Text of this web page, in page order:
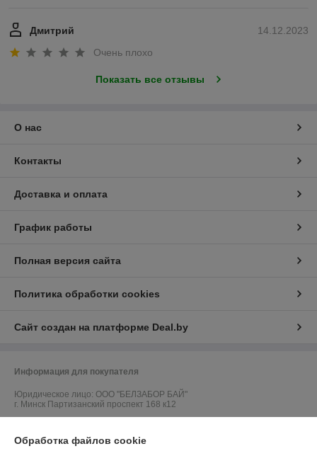
14.12.2023
Дмитрий
Очень плохо
Показать все отзывы
О нас
Контакты
Доставка и оплата
График работы
Полная версия сайта
Политика обработки cookies
Сайт создан на платформе Deal.by
Информация для покупателя
Юридическое лицо: ООО "БЕЛЗАБОР БАЙ"
г. Минск Партизанский проспект 168 к12
Обработка файлов cookie